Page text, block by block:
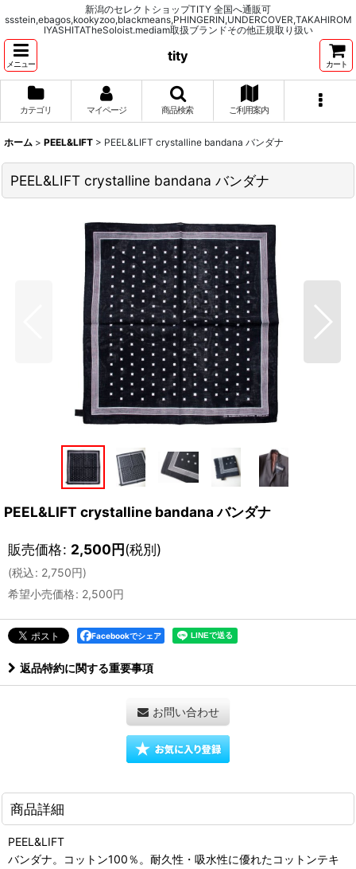
新潟のセレクトショップTITY 全国へ通販可
ssstein,ebagos,kookyzoo,blackmeans,PHINGERIN,UNDERCOVER,TAKAHIROM
IYASHITATheSoloist.mediam取扱ブランドその他正規取り扱い
メニュー
tity
カート
カテゴリ マイページ 商品検索 ご利用案内
ホーム > PEEL&LIFT > PEEL&LIFT crystalline bandana バンダナ
PEEL&LIFT crystalline bandana バンダナ
PEEL&LIFT crystalline bandana バンダナ
販売価格: 2,500円(税別)
(税込: 2,750円)
希望小売価格: 2,500円
Facebookでシェア
返品特約に関する重要事項
お問い合わせ
商品詳細
PEEL&LIFT
バンダナ。コットン100％。耐久性・吸水性に優れたコットンテキ